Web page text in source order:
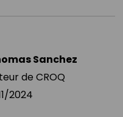
Sanchez
de CROQ
2024